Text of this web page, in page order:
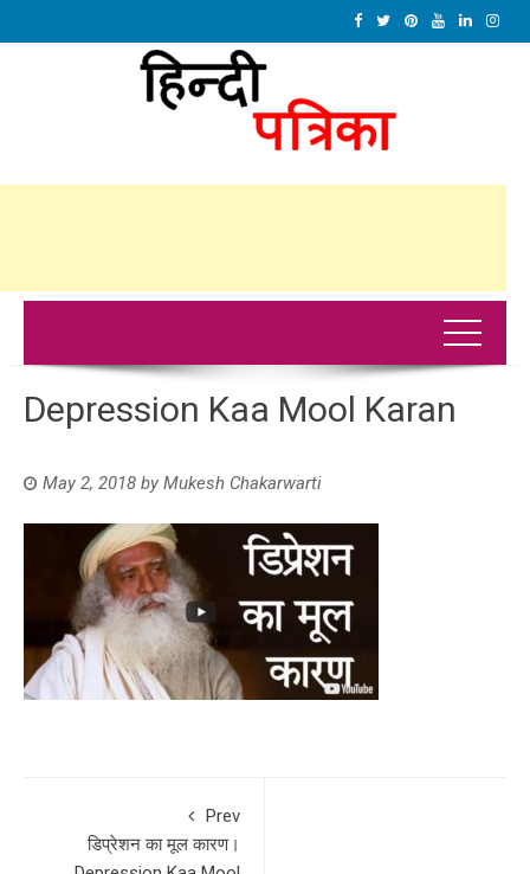
Depression Kaa Mool Karan
May 2, 2018 by Mukesh Chakarwarti
Prev
डिप्रेशन का मूल कारण।